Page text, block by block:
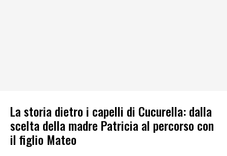
La storia dietro i capelli di Cucurella: dalla
scelta della madre Patricia al percorso con
il figlio Mateo